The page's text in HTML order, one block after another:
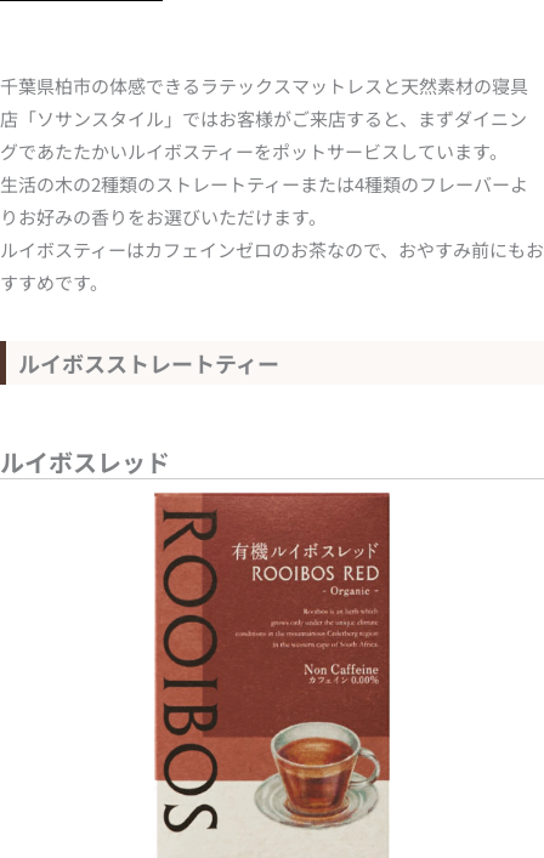
千葉県柏市の体感できるラテックスマットレスと天然素材の寝具
店「ソサンスタイル」ではお客様がご来店すると、まずダイニン
グであたたかいルイボスティーをポットサービスしています。
生活の木の2種類のストレートティーまたは4種類のフレーバーよ
りお好みの香りをお選びいただけます。
ルイボスティーはカフェインゼロのお茶なので、おやすみ前にもお
すすめです。
ルイボスストレートティー
ルイボスレッド